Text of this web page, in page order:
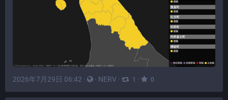
2026年7月29日 06:42 · · NERV · 1 · 0